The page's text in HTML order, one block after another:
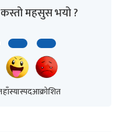
महसुस भयो ?
हाँस्यास्पदआक्रोशित